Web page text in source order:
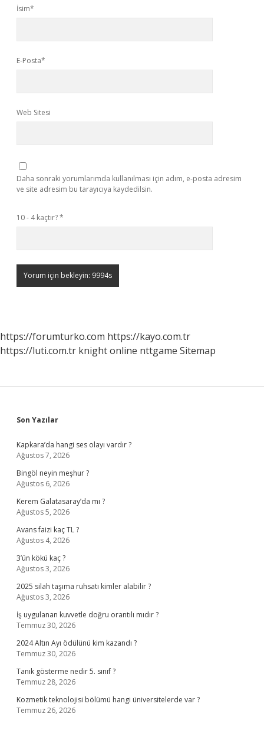
İsim*
E-Posta*
Web Sitesi
Daha sonraki yorumlarımda kullanılması için adım, e-posta adresim
ve site adresim bu tarayıcıya kaydedilsin.
10 - 4 kaçtır?*
https://forumturko.com https://kayo.com.tr
https://luti.com.tr knight online nttgame Sitemap
Sidebar
Son Yazılar
Kapkara’da hangi ses olayı vardır ?
Ağustos 7, 2026
Bingöl neyin meşhur ?
Ağustos 6, 2026
Kerem Galatasaray’da mı ?
Ağustos 5, 2026
Avans faizi kaç TL ?
Ağustos 4, 2026
3’ün kökü kaç ?
Ağustos 3, 2026
2025 silah taşıma ruhsatı kimler alabilir ?
Ağustos 3, 2026
İş uygulanan kuvvetle doğru orantılı mıdır ?
Temmuz 30, 2026
2024 Altın Ayı ödülünü kim kazandı ?
Temmuz 30, 2026
Tanık gösterme nedir 5. sınıf ?
Temmuz 28, 2026
Kozmetik teknolojisi bölümü hangi üniversitelerde var ?
Temmuz 26, 2026